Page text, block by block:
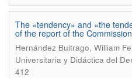
The «tendency» and «the
of the report of the
Hernández Buitrago, William
Universitaria y Didáctica del
412